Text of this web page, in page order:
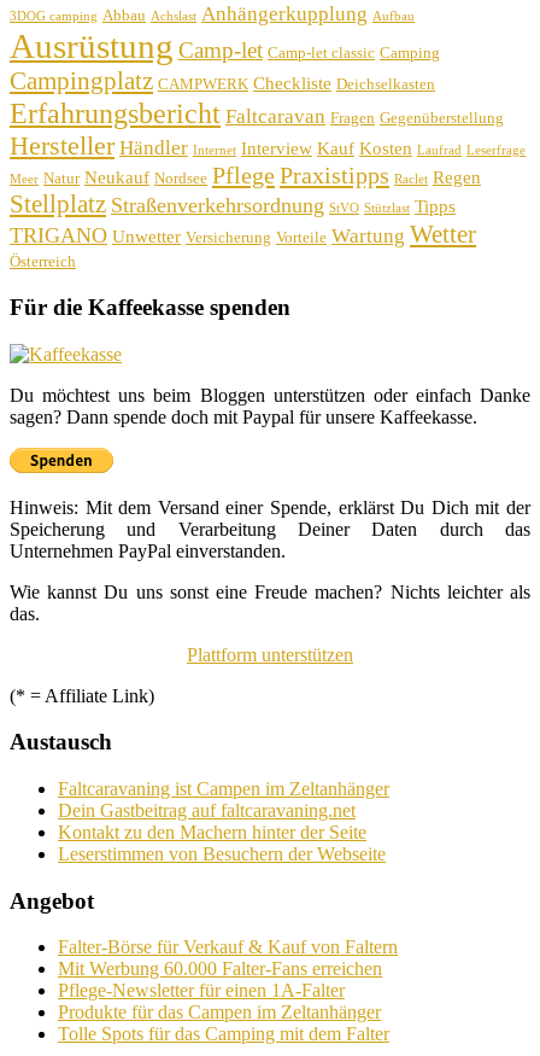
3DOG camping Abbau Achslast Anhängerkupplung Aufbau
Ausrüstung Camp-let Camp-let classic Camping
Campingplatz CAMPWERK Checkliste Deichselkasten
Erfahrungsbericht Faltcaravan Fragen Gegenüberstellung
Hersteller Händler Internet Interview Kauf Kosten Laufrad Leserfrage
Meer Natur Neukauf Nordsee PflegePraxistipps Raclet Regen
Stellplatz Straßenverkehrsordnung StVO Stützlast Tipps
TRIGANO Unwetter Versicherung Vorteile Wartung Wetter
Österreich
Für die Kaffeekasse spenden
Du möchtest uns beim Bloggen unterstützen oder einfach Danke
sagen? Dann spende doch mit Paypal für unsere Kaffeekasse.
Hinweis: Mit dem Versand einer Spende, erklärst Du Dich mit der
Speicherung und Verarbeitung Deiner Daten durch das
Unternehmen PayPal einverstanden.
Wie kannst Du uns sonst eine Freude machen? Nichts leichter als
das.
Plattform unterstützen
(* = Affiliate Link)
Austausch
Faltcaravaning ist Campen im Zeltanhänger
Dein Gastbeitrag auf faltcaravaning.net
Kontakt zu den Machern hinter der Seite
Leserstimmen von Besuchern der Webseite
Angebot
Falter-Börse für Verkauf & Kauf von Faltern
Mit Werbung 60.000 Falter-Fans erreichen
Pflege-Newsletter für einen 1A-Falter
Produkte für das Campen im Zeltanhänger
Tolle Spots für das Camping mit dem Falter